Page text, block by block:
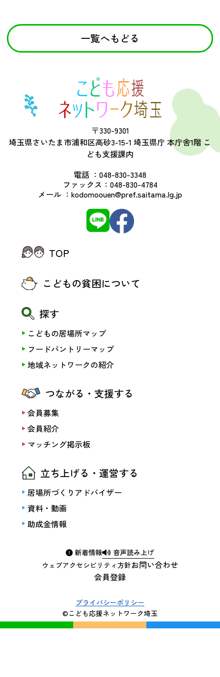
一覧へもどる
〒330-9301
埼玉県さいたま市浦和区高砂3-15-1 埼玉県庁 本庁舎1階 こ
ども支援課内
電話 ： 048-830-3348
ファックス： 048-830-4784
メール ： kodomoouen@pref.saitama.lg.jp
新着情報 音声読み上げ
会員登録
お問い合わせ
ウェブアクセシビリティ方針
TOP
こどもの貧困について
探す
こどもの居場所マップ
フードパントリーマップ
地域ネットワークの紹介
つながる・支援する
会員募集
会員紹介
マッチング掲示板
立ち上げる・運営する
居場所づくりアドバイザー
資料・動画
助成金情報
プライバシーポリシー
©こども応援ネットワーク埼玉